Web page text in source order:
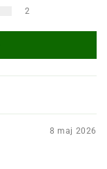
2
8 maj 2026